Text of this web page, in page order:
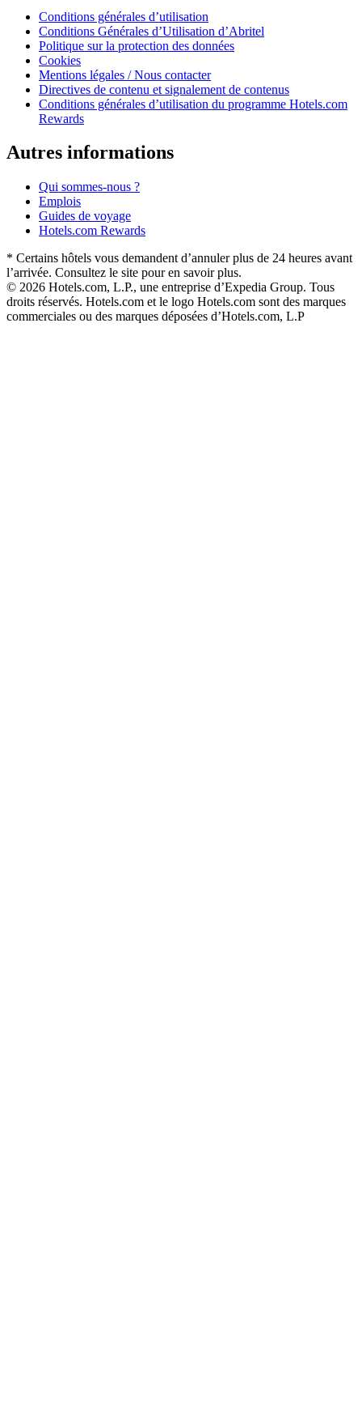
Conditions générales d’utilisation
Conditions Générales d’Utilisation d’Abritel
Politique sur la protection des données
Cookies
Mentions légales / Nous contacter
Directives de contenu et signalement de contenus
Conditions générales d’utilisation du programme Hotels.com
Rewards
Autres informations
Qui sommes-nous ?
Emplois
Guides de voyage
Hotels.com Rewards
* Certains hôtels vous demandent d’annuler plus de 24 heures avant
l’arrivée. Consultez le site pour en savoir plus.
© 2026 Hotels.com, L.P., une entreprise d’Expedia Group. Tous
droits réservés. Hotels.com et le logo Hotels.com sont des marques
commerciales ou des marques déposées d’Hotels.com, L.P